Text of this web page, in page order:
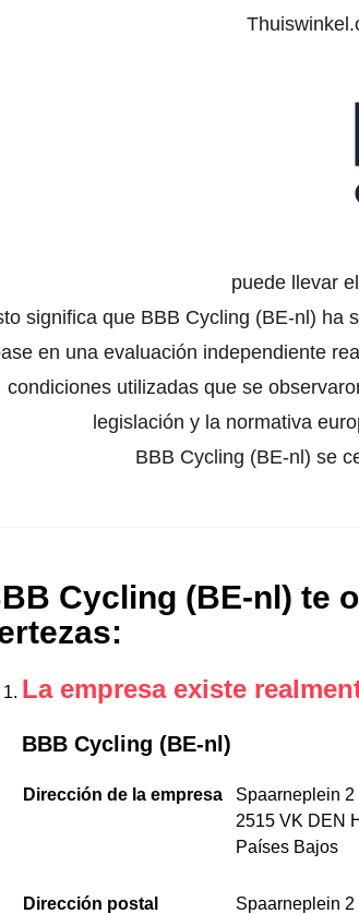
puede llevar
significa que BBB Cycling (BE-nl) ha
en una evaluación independiente
condiciones utilizadas que se
legislación y la normativa
BBB Cycling (BE-nl) se
Cycling (BE-nl) te
:
La empresa existe
BBB Cycling (BE-nl)
Dirección de la empresa
Spaarneplein 2
2515 VK DEN
Países Bajos
Dirección postal
Spaarneplein 2